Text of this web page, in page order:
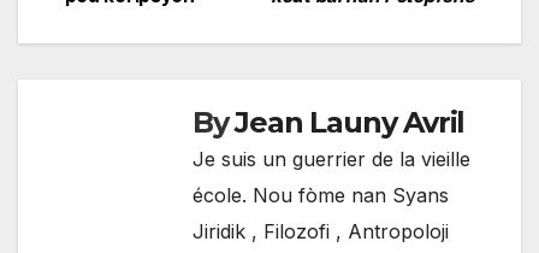
de
ByJean Launy Avril
Je suis un guerrier de la vieille
école. Nou fòme nan Syans
Jiridik , Filozofi , Antropoloji